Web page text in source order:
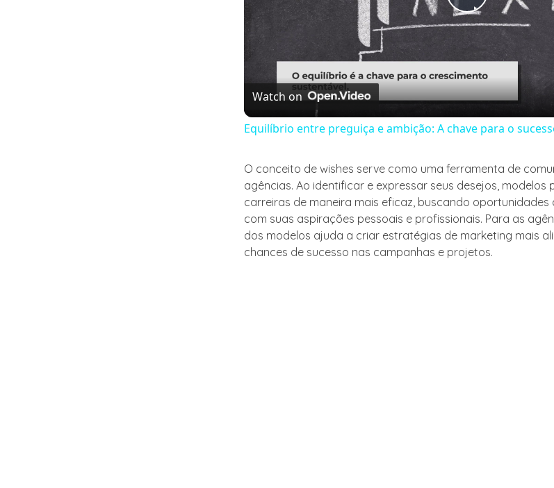
Play
Video
Watch on
Equilíbrio entre preguiça e ambição: A chave para o
O conceito de wishes serve como uma ferramenta de
agências. Ao identificar e expressar seus desejos, modelos
carreiras de maneira mais eficaz, buscando oportunidades
com suas aspirações pessoais e profissionais. Para as
dos modelos ajuda a criar estratégias de marketing mais
chances de sucesso nas campanhas e projetos.